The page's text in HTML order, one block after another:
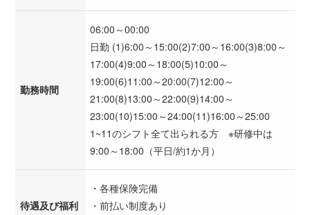
勤務時間
06:00～00:00
日勤 (1)6:00～15:00(2)7:00～16:00(3)8:00～
17:00(4)9:00～18:00(5)10:00～
19:00(6)11:00～20:00(7)12:00～
21:00(8)13:00～22:00(9)14:00～
23:00(10)15:00～24:00(11)16:00～25:00
1~11のシフト全て出られる方 ※研修中は
9:00～18:00（平日/約1か月）
待遇及び福利
・各種保険完備
・前払い制度あり